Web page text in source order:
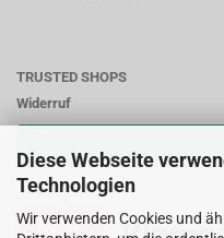
Diese Webseite
Technologien
Wir verwenden Cookies und
TRUSTED SHOPS
Widerruf
Zahlungsweisen: